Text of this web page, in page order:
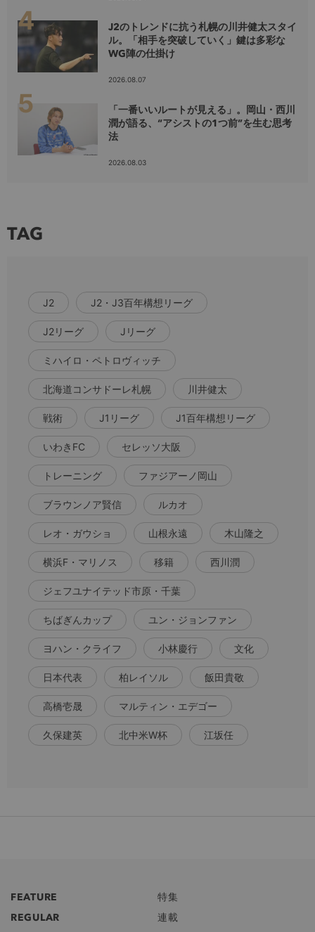
J2のトレンドに抗う札幌の川井健太スタイ
ル。「相手を突破していく」鍵は多彩な
WG陣の仕掛け
2026.08.07
「一番いいルートが見える」。岡山・西川
潤が語る、“アシストの1つ前”を生む思考
法
2026.08.03
TAG
J2 J2・J3百年構想リーグ
J2リーグ Jリーグ
ミハイロ・ペトロヴィッチ
北海道コンサドーレ札幌 川井健太
戦術 J1リーグ J1百年構想リーグ
いわきFC セレッソ大阪
トレーニング ファジアーノ岡山
ブラウンノア賢信 ルカオ
レオ・ガウショ 山根永遠 木山隆之
横浜F・マリノス 移籍 西川潤
ジェフユナイテッド市原・千葉
ちばぎんカップ ユン・ジョンファン
ヨハン・クライフ 小林慶行 文化
日本代表 柏レイソル 飯田貴敬
高橋壱晟 マルティン・エデゴー
久保建英 北中米W杯 江坂任
FEATURE
特集
REGULAR
連載